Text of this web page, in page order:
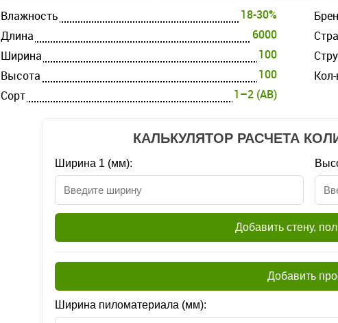
Влажность
18-30%
Длина
6000
Ширина
100
Высота
100
Cорт
1–2 (AB)
КАЛЬКУЛЯТОР РАСЧЕТА
Ширина 1 (мм):
Добавить стену,
Добавить
Ширина пиломатериала (мм):